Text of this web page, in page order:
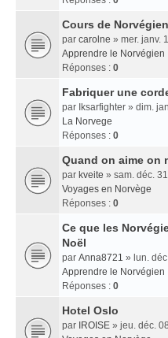
Cours de
par carolne » mer. janv.
Apprendre le Norvégien
Réponses : 0
Fabriquer une
par Iksarfighter » dim.
La Norvege
Réponses : 0
Quand on aime on
par kveite » sam. déc.
Voyages en Norvège
Réponses : 0
Ce que les
Noël
par Anna8721 » lun.
Apprendre le Norvégien
Réponses : 0
Hotel Oslo
par IROISE » jeu. déc.